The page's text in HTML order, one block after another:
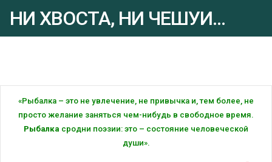
НИ ХВОСТА, НИ ЧЕШУИ...
«Рыбалка – это не увлечение, не привычка и, тем более, не
просто желание заняться чем-нибудь в свободное время.
Рыбалка сродни поэзии: это – состояние человеческой
души».